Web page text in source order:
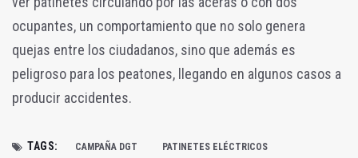
ocupantes, un comportamiento que no solo genera
quejas entre los ciudadanos, sino que además es
peligroso para los peatones, llegando en algunos casos a
producir accidentes.
TAGS: CAMPAÑA DGT PATINETES ELÉCTRICOS